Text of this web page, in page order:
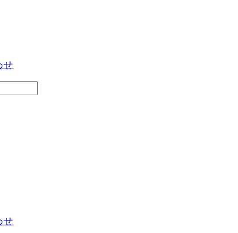
せ
せ